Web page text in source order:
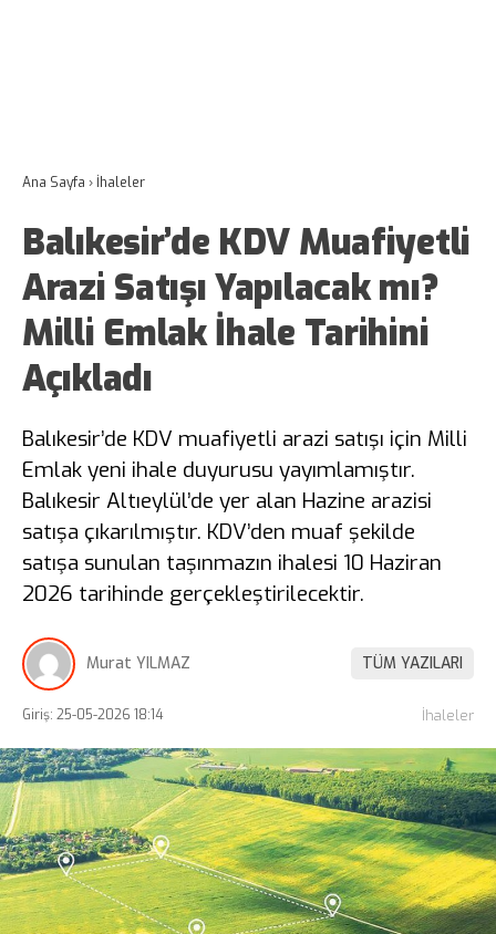
Ana Sayfa › İhaleler
Balıkesir’de KDV Muafiyetli
Arazi Satışı Yapılacak mı?
Milli Emlak İhale Tarihini
Açıkladı
Balıkesir’de KDV muafiyetli arazi satışı için Milli
Emlak yeni ihale duyurusu yayımlamıştır.
Balıkesir Altıeylül’de yer alan Hazine arazisi
satışa çıkarılmıştır. KDV’den muaf şekilde
satışa sunulan taşınmazın ihalesi 10 Haziran
2026 tarihinde gerçekleştirilecektir.
Murat YILMAZ TÜM YAZILARI
Giriş: 25-05-2026 18:14 İhaleler